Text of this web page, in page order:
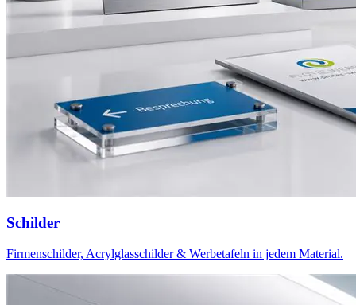
Schilder
Firmenschilder, Acrylglasschilder & Werbetafeln in jedem Material.